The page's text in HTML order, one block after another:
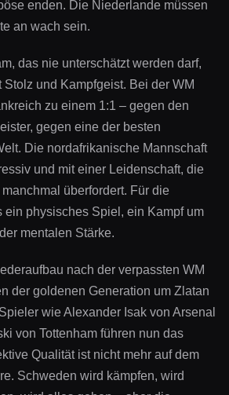
enden. Die Niederlande müssen
an wach sein.
das nie unterschätzt werden darf,
und Kampfgeist. Bei der WM
zu einem 1:1 – gegen den
gegen eine der besten
Die nordafrikanische Mannschaft
und mit einer Leidenschaft, die
überfordert. Für die
ein physisches Spiel, ein Kampf um
mentalen Stärke.
nach der verpassten WM
der goldenen Generation um Zlatan
wie Alexander Isak von Arsenal
von Tottenham führen nun das
Qualität ist nicht mehr auf dem
Schweden wird kämpfen, wird